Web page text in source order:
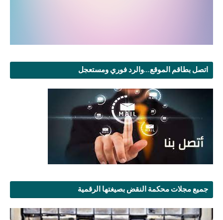
اتصل بطاقم الموقع...والرد فوري ومستعجل
جميع مجلات محكمة النقض بصيغتها الرقمية